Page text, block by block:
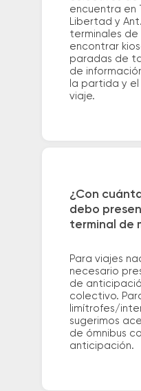
encuentra en
Libertad y
terminales de
encontrar
paradas de
de
la partida y
viaje.
¿Con
debo
terminal de
Para viajes
necesario
de
colectivo.
limítrofes/
sugerimos
de ómnibus
anticipación.